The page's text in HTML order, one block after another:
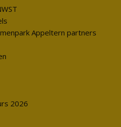
Appeltern partners
2026